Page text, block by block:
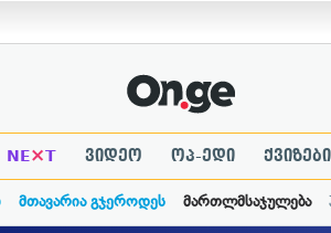
NE×T ვიდეო ოპ-ედი ქვიზები
მთავარია გჯეროდეს მართლმსაჯულება